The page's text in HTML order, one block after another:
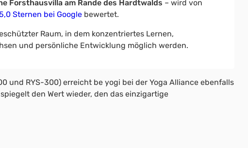
Forsthausvilla am Rande des Hardtwalds – wird von
Sternen bei Google bewertet.
Raum, in dem konzentriertes Lernen,
und persönliche Entwicklung möglich werden.
und RYS-300) erreicht be yogi bei der Yoga Alliance ebenfalls
spiegelt den Wert wieder, den das einzigartige